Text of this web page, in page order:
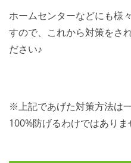
ホームセンターなどにも様
すので、これから対策をさ
ださい♪
※上記であげた対策方法は
100%防げるわけではありま